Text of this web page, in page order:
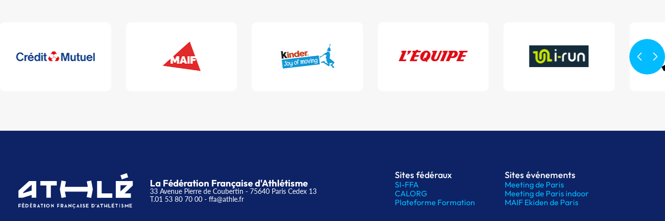
La Fédération Française d'Athlétisme
33 Avenue Pierre de Coubertin - 75640 Paris Cedex 13
T.01 53 80 70 00 - ffa@athle.fr
Sites fédéraux
SI-FFA
CALORG
Plateforme Formation
Sites événements
Meeting de Paris
Meeting de Paris indoor
MAIF Ekiden de Paris